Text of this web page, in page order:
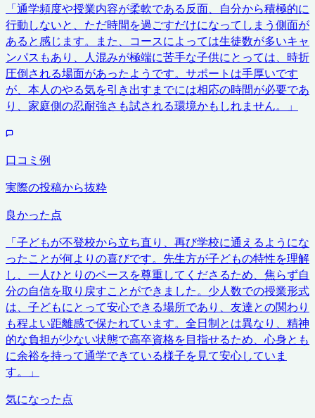
「通学頻度や授業内容が柔軟である反面、自分から積極的に
行動しないと、ただ時間を過ごすだけになってしまう側面が
あると感じます。また、コースによっては生徒数が多いキャ
ンパスもあり、人混みが極端に苦手な子供にとっては、時折
圧倒される場面があったようです。サポートは手厚いです
が、本人のやる気を引き出すまでには相応の時間が必要であ
り、家庭側の忍耐強さも試される環境かもしれません。
」
口コミ例
実際の投稿から抜粋
良かった点
「子どもが不登校から立ち直り、再び学校に通えるようにな
ったことが何よりの喜びです。先生方が子どもの特性を理解
し、一人ひとりのペースを尊重してくださるため、焦らず自
分の自信を取り戻すことができました。少人数での授業形式
は、子どもにとって安心できる場所であり、友達との関わり
も程よい距離感で保たれています。全日制とは異なり、精神
的な負担が少ない状態で高卒資格を目指せるため、心身とも
に余裕を持って通学できている様子を見て安心していま
す。
」
気になった点